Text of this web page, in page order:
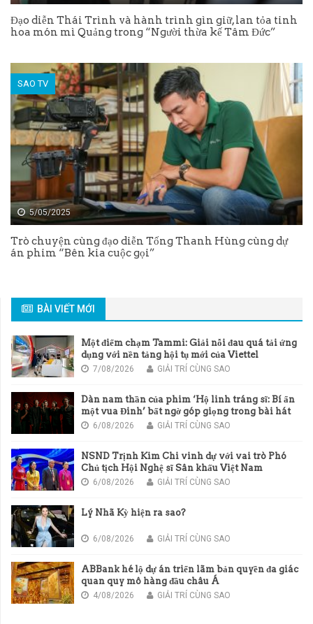
Đạo diễn Thái Trình và hành trình gìn giữ, lan tỏa tinh
hoa món mì Quảng trong “Người thừa kế Tâm Đức”
SAO TV
5/05/2025
Trò chuyện cùng đạo diễn Tống Thanh Hùng cùng dự
án phim “Bên kia cuộc gọi”
BÀI VIẾT MỚI
Một điểm chạm Tammi: Giải nỗi đau quá tải ứng
dụng với nền tảng hội tụ mới của Viettel
7/08/2026 GIẢI TRÍ CÙNG SAO
Dàn nam thần của phim ‘Hộ linh tráng sĩ: Bí ẩn
một vua Đinh’ bất ngờ góp giọng trong bài hát
chủ đề của phim
6/08/2026 GIẢI TRÍ CÙNG SAO
NSND Trịnh Kim Chi vinh dự với vai trò Phó
Chủ tịch Hội Nghệ sĩ Sân khấu Việt Nam
6/08/2026 GIẢI TRÍ CÙNG SAO
Lý Nhã Kỳ hiện ra sao?
6/08/2026 GIẢI TRÍ CÙNG SAO
ABBank hé lộ dự án triển lãm bản quyền đa giác
quan quy mô hàng đầu châu Á
4/08/2026 GIẢI TRÍ CÙNG SAO